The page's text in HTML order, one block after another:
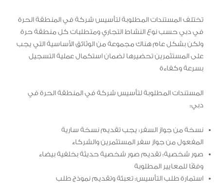
تختلف المستندات المطلوبة لتأسيس شركة في المنطقة الحرة
في دبي حسب نوع النشاط التجاري ومتطلبات كل منطقة حرة
ولكن بشكل عام هناك مجموعة من الوثائق الأساسية التي يجب
على المستثمرين تحضيرها لضمان استكمال عملية التسجيل
بسرعة وكفاءة
المستندات المطلوبة لتأسيس شركة في المنطقة الحرة في
دبي:
نسخة من جواز السفر: يجب تقديم نسخة سارية
المفعول من جواز سفر المستثمرين والشركاء
صور شخصية: تقديم صور شخصية حديثة بخلفية بيضاء
وفقًا للمعايير المطلوبة
استمارة طلب التأسيس: تعبئة وتقديم نموذج طلب